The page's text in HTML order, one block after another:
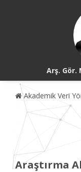
Arş. Gör.
Akademik Veri
Araştırma